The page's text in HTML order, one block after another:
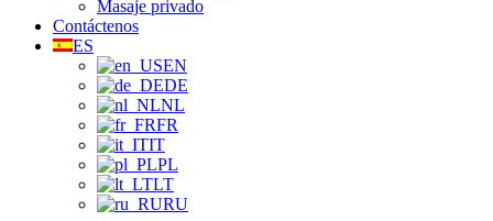
Masaje privado
Contáctenos
ES
EN
DE
NL
FR
IT
PL
LT
RU